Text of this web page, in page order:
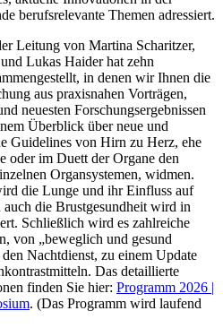
berufsrelevante Themen adressiert.
Leitung von Martina Scharitzer,
Lukas Haider hat zehn
in denen wir Ihnen die
aus praxisnahen Vorträgen,
neuesten Forschungsergebnissen
Überblick über neue und
Guidelines von Hirn zu Herz, ehe
oder im Duett der Organe den
Organsystemen, widmen.
die Lunge und ihr Einfluss auf
die Brustgesundheit wird in
Schließlich wird es zahlreiche
von „beweglich und gesund
Nachtdienst, zu einem Update
Das detaillierte
finden Sie hier: Programm 2026 |
. (Das Programm wird laufend